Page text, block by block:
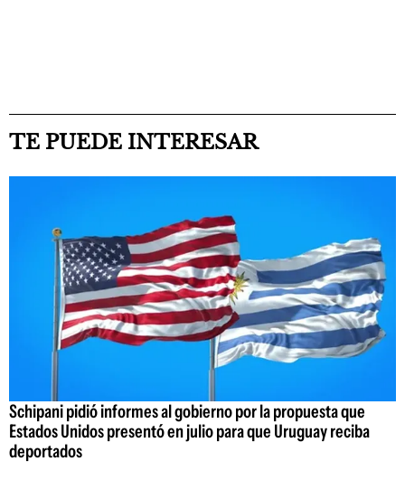
TE PUEDE INTERESAR
Schipani pidió informes al gobierno por la propuesta que
Estados Unidos presentó en julio para que Uruguay reciba
deportados